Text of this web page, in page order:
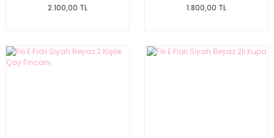
2.100,00 TL 1.800,00 TL